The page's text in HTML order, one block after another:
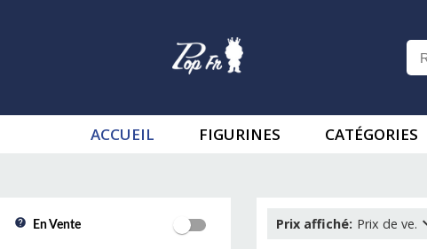
ACCUEIL FIGURINES CATÉGORIES
En Vente Prix affiché: Prix de ve.